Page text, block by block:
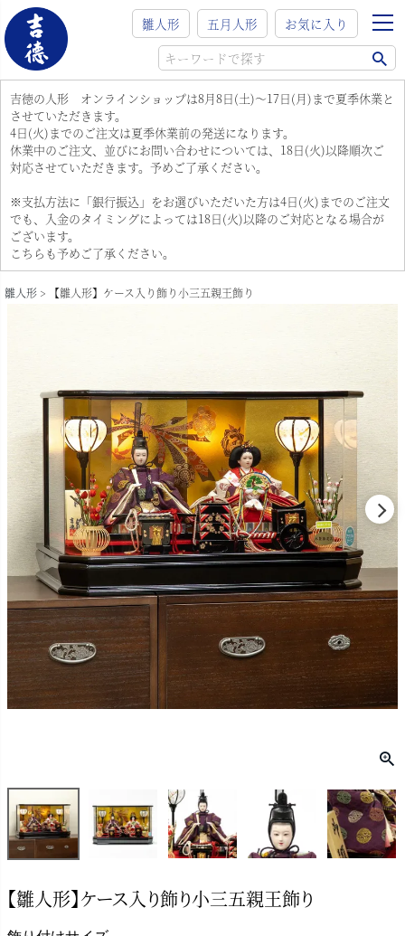
雛人形 五月人形 お気に入り
吉徳の人形 オンラインショップは8月8日(土)～17日(月)まで夏季休業と
させていただきます。
4日(火)までのご注文は夏季休業前の発送になります。
休業中のご注文、並びにお問い合わせについては、18日(火)以降順次ご
対応させていただきます。予めご了承ください。
※支払方法に「銀行振込」をお選びいただいた方は4日(火)までのご注文
でも、入金のタイミングによっては18日(火)以降のご対応となる場合が
ございます。
こちらも予めご了承ください。
雛人形 【雛人形】ケース入り飾り小三五親王飾り
【雛人形】ケース入り飾り小三五親王飾り